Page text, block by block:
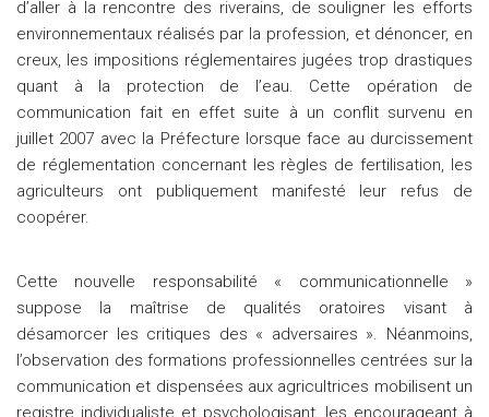
d’aller à la rencontre des riverains, de souligner les efforts
environnementaux réalisés par la profession, et dénoncer, en
creux, les impositions réglementaires jugées trop drastiques
quant à la protection de l’eau. Cette opération de
communication fait en effet suite à un conflit survenu en
juillet 2007 avec la Préfecture lorsque face au durcissement
de réglementation concernant les règles de fertilisation, les
agriculteurs ont publiquement manifesté leur refus de
coopérer.
Cette nouvelle responsabilité « communicationnelle »
suppose la maîtrise de qualités oratoires visant à
désamorcer les critiques des « adversaires ». Néanmoins,
l’observation des formations professionnelles centrées sur la
communication et dispensées aux agricultrices mobilisent un
registre individualiste et psychologisant, les encourageant à